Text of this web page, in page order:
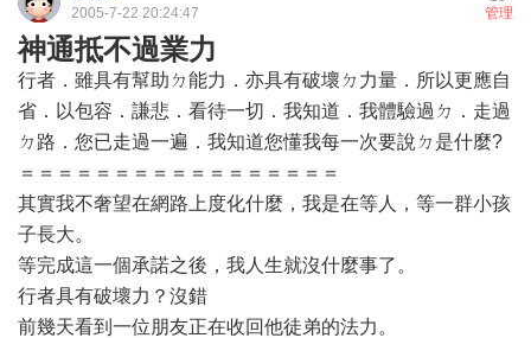
管理
2005-7-22 20:24:47
神通抵不過業力
行者．雖具有幫助ㄉ能力．亦具有破壞ㄉ力量．所以更應自
省．以包容．謙悲．看待一切．我知道．我體驗過ㄉ．走過
ㄉ路．您已走過一遍．我知道您懂我每一次要說ㄉ是什麼?
＝＝＝＝＝＝＝＝＝＝＝＝＝＝＝＝＝
其實我不奢望在網路上度化什麼，我是在等人，等一群小孩
子長大。
等完成這一個承諾之後，我人生就沒什麼事了。
行者具有破壞力？沒錯
前幾天看到一位朋友正在收回他徒弟的法力。